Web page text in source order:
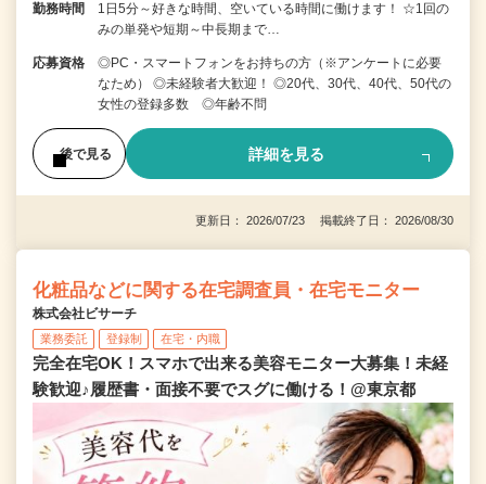
勤務時間
1日5分～好きな時間、空いている時間に働けます！ ☆1回の
みの単発や短期～中長期まで…
応募資格
◎PC・スマートフォンをお持ちの方（※アンケートに必要
なため） ◎未経験者大歓迎！ ◎20代、30代、40代、50代の
女性の登録多数 ◎年齢不問
後で見る 詳細を見る
更新日： 2026/07/23 掲載終了日： 2026/08/30
化粧品などに関する在宅調査員・在宅モニター
株式会社ビサーチ
業務委託 登録制 在宅・内職
完全在宅OK！スマホで出来る美容モニター大募集！未経
験歓迎♪履歴書・面接不要でスグに働ける！@東京都